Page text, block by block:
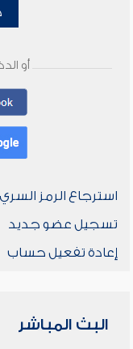
أو
استرجاع الرمز السري
تسجيل عضو جديد
إعادة تفعيل حساب
البث المباشر